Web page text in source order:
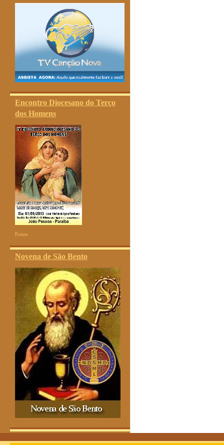
Encontro Diocesano do Terço
dos Homens
Fotos
Novena de São Bento